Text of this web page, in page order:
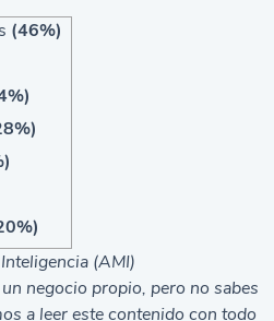
(46%)
(AMI)
negocio propio, pero no sabes
a leer este contenido con todo